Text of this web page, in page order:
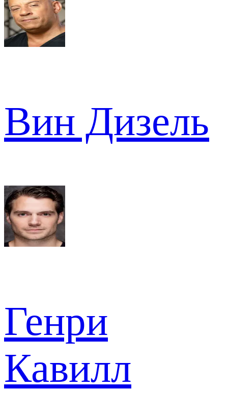
Вин Дизель
Генри
Кавилл